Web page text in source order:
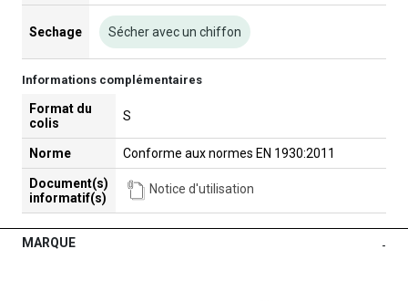
Sechage Sécher avec un chiffon
Informations complémentaires
Format du
colis
S
Norme Conforme aux normes EN 1930:2011
Document(s)
informatif(s)
Notice d'utilisation
MARQUE -